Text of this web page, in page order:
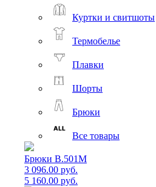
Куртки и свитшоты
Термобелье
Плавки
Шорты
Брюки
Все товары
Брюки B.501M
3 096.00 руб.
5 160.00 руб.